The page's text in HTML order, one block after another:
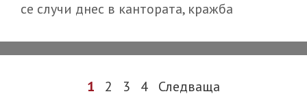
се случи днес в кантората, кражба
1 2 3 4 Следваща